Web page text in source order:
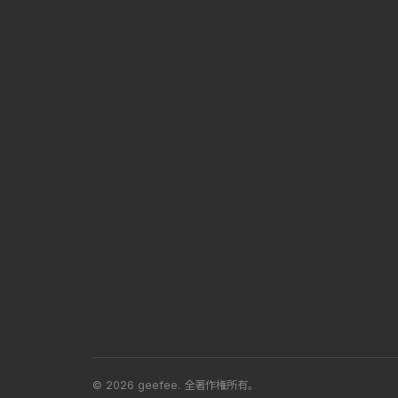
© 2026 geefee. 全著作権所有。